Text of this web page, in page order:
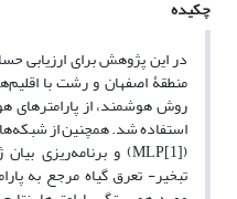
چکیده
در این پژوهش برای ارزیابی
منطقۀ اصفهان و رشت با
استفاده شد. همچنین از
تبخیر- تعرق گیاه مرجع به